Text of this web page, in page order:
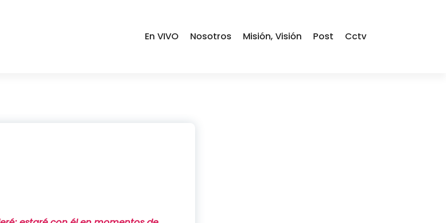
En VIVO Nosotros Misión, Visión Post Cctv